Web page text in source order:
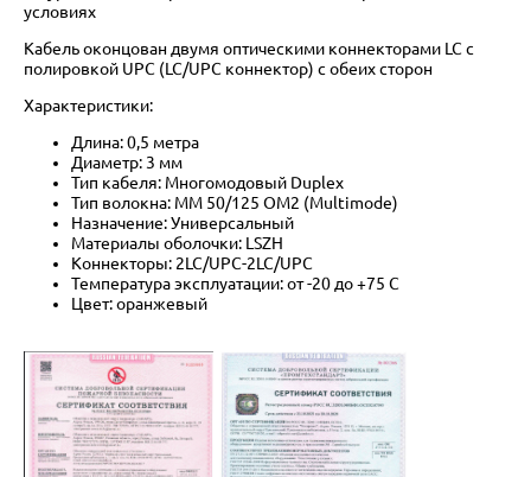
условиях
Кабель оконцован двумя оптическими коннекторами LC с
полировкой UPC (LC/UPC коннектор) с обеих сторон
Характеристики:
Длина: 0,5 метра
Диаметр: 3 мм
Тип кабеля: Многомодовый Duplex
Тип волокна: MM 50/125 OM2 (Multimode)
Назначение: Универсальный
Материалы оболочки: LSZH
Коннекторы: 2LC/UPC-2LC/UPC
Температура эксплуатации: от -20 до +75 C
Цвет: оранжевый